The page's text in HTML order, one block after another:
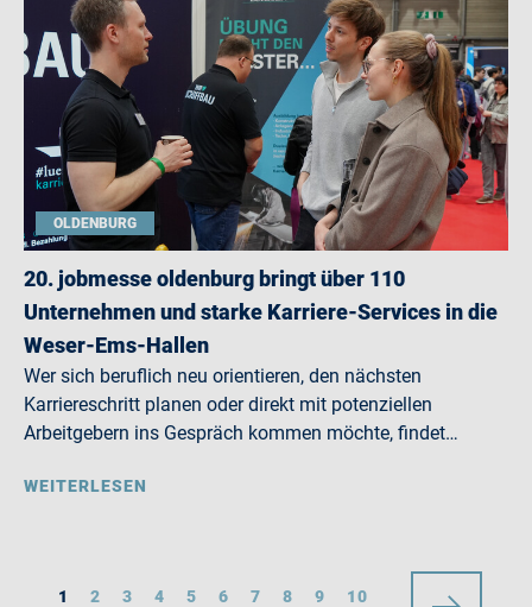
OLDENBURG
20. jobmesse oldenburg bringt über 110
Unternehmen und starke Karriere-Services in die
Weser-Ems-Hallen
Wer sich beruflich neu orientieren, den nächsten
Karriereschritt planen oder direkt mit potenziellen
Arbeitgebern ins Gespräch kommen möchte, findet…
WEITERLESEN
1 2 3 4 5 6 7 8 9 10